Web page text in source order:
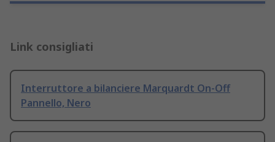
Link consigliati
Interruttore a bilanciere Marquardt On-Off
Pannello, Nero